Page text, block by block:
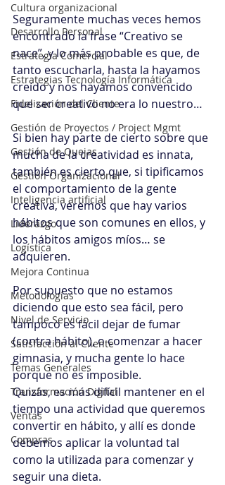
Cultura organizacional
Desarrollo Personal
Estrategia Comercial
Estrategias Tecnología Informática
Fidelización del Cliente
Gestión de Proyectos / Project Mgmt
Gestión de Quejas
Gestión Organizacional
Inteligencia artificial
Liderazgo
Logística
Mejora Continua
Metodologías
Nivel de Servicio
Satisfacción al Cliente
Temas Generales
Transformación Digital
Ventas
Compras
Seguramente muchas veces hemos
encontrado la frase “Creativo se
nace”, y lo más probable es que, de
tanto escucharla, hasta la hayamos
creído y nos hayamos convencido
que ser creativo no era lo nuestro…
Si bien hay parte de cierto sobre que
mucha de la creatividad es innata,
también es cierto que, si tipificamos
el comportamiento de la gente
creativa, veremos que hay varios
hábitos que son comunes en ellos, y
los hábitos amigos míos… se
adquieren.
Por supuesto que no estamos
diciendo que esto sea fácil, pero
tampoco es fácil dejar de fumar
(contra hábito), o comenzar a hacer
gimnasia, y mucha gente lo hace
porque no es imposible.
Quizás, es más difícil mantener en el
tiempo una actividad que queremos
convertir en hábito, y allí es donde
debemos aplicar la voluntad tal
como la utilizada para comenzar y
seguir una dieta.